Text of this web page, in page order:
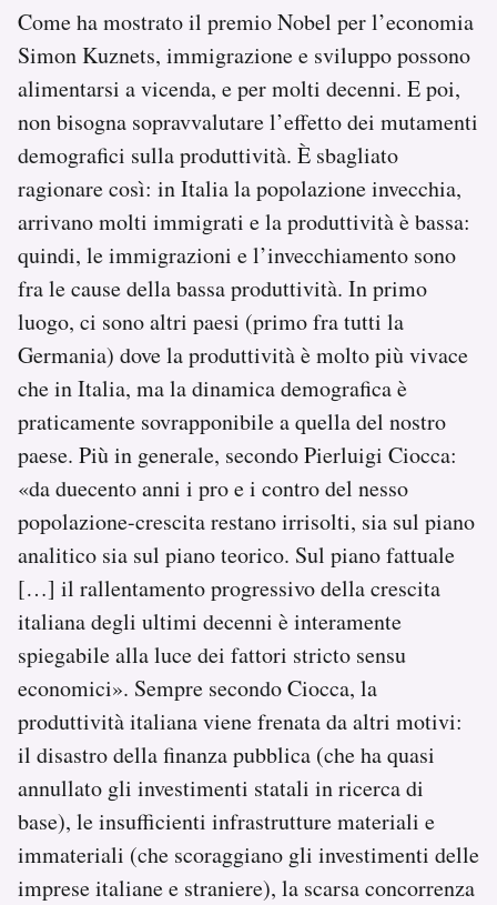
Come ha mostrato il premio Nobel per l’economia
Simon Kuznets, immigrazione e sviluppo possono
alimentarsi a vicenda, e per molti decenni. E poi,
non bisogna sopravvalutare l’effetto dei mutamenti
demografici sulla produttività. È sbagliato
ragionare così: in Italia la popolazione invecchia,
arrivano molti immigrati e la produttività è bassa:
quindi, le immigrazioni e l’invecchiamento sono
fra le cause della bassa produttività. In primo
luogo, ci sono altri paesi (primo fra tutti la
Germania) dove la produttività è molto più vivace
che in Italia, ma la dinamica demografica è
praticamente sovrapponibile a quella del nostro
paese. Più in generale, secondo Pierluigi Ciocca:
«da duecento anni i pro e i contro del nesso
popolazione-crescita restano irrisolti, sia sul piano
analitico sia sul piano teorico. Sul piano fattuale
[…] il rallentamento progressivo della crescita
italiana degli ultimi decenni è interamente
spiegabile alla luce dei fattori stricto sensu
economici». Sempre secondo Ciocca, la
produttività italiana viene frenata da altri motivi:
il disastro della finanza pubblica (che ha quasi
annullato gli investimenti statali in ricerca di
base), le insufficienti infrastrutture materiali e
immateriali (che scoraggiano gli investimenti delle
imprese italiane e straniere), la scarsa concorrenza